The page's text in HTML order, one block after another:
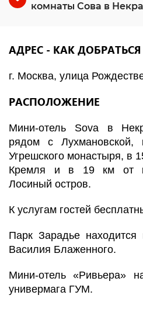
комнаты Сова в
АДРЕС - КАК
г. Москва, улица
РАСПОЛОЖЕНИЕ
Мини-отель Sova в
рядом с
Угрешского монастыря, в
Кремля и в 19 км от
Лосиный остров.
К услугам гостей
Парк Зарадье
Василия Блаженного.
Мини-отель «Ривьера»
универмага ГУМ.